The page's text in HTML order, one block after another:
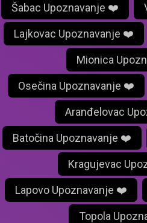
Šabac Upoznavanje ❤️
Lajkovac Upoznavanje ❤️
Mionica
Osečina Upoznavanje ❤️
Aranđelovac
Batočina Upoznavanje ❤️
Kragujevac
Lapovo Upoznavanje ❤️
Topola